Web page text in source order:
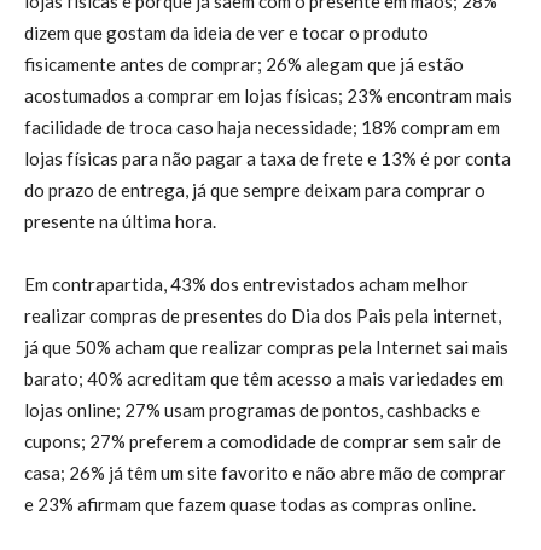
dizem que gostam da ideia de ver e tocar o produto
fisicamente antes de comprar; 26% alegam que já estão
acostumados a comprar em lojas físicas; 23% encontram mais
facilidade de troca caso haja necessidade; 18% compram em
lojas físicas para não pagar a taxa de frete e 13% é por conta
do prazo de entrega, já que sempre deixam para comprar o
presente na última hora.
Em contrapartida, 43% dos entrevistados acham melhor
realizar compras de presentes do Dia dos Pais pela internet,
já que 50% acham que realizar compras pela Internet sai mais
barato; 40% acreditam que têm acesso a mais variedades em
lojas online; 27% usam programas de pontos, cashbacks e
cupons; 27% preferem a comodidade de comprar sem sair de
casa; 26% já têm um site favorito e não abre mão de comprar
e 23% afirmam que fazem quase todas as compras online.